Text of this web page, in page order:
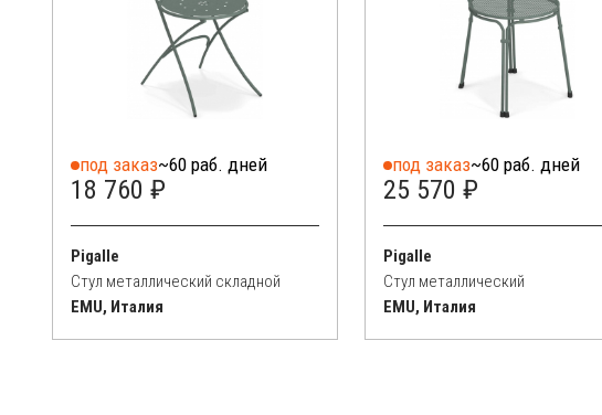
под заказ~60 раб. дней
18 760 ₽
Pigalle
Стул металлический складной
EMU, Италия
под заказ~60 раб. дней
25 570 ₽
Pigalle
Стул металлический
EMU, Италия